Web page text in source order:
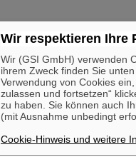
Wir respektieren Ihre
Wir (GSI GmbH) verwenden
ihrem Zweck finden Sie
Verwendung von Cookies
zulassen und fortsetzen“
zu haben. Sie können auch
(mit Ausnahme unbedingt
Cookie-Hinweis und weitere